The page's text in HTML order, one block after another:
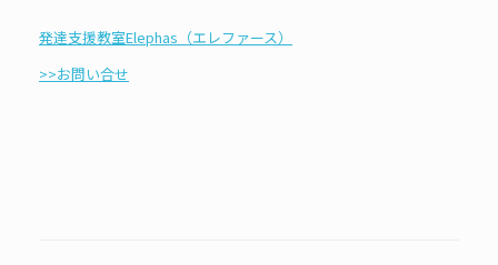
発達支援教室Elephas（エレファース）
>>お問い合せ